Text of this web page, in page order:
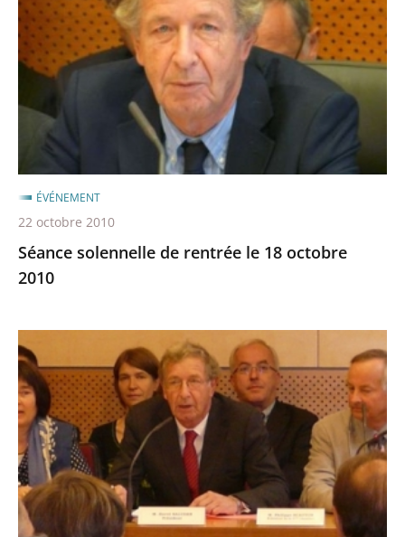
rentrée
le
18
octobre
2010
Séance solennelle de rentrée le 18 octobre
2010
ÉVÉNEMENT
22 octobre 2010
Séance
solennelle
de
rentrée
le
28
septembre
2009